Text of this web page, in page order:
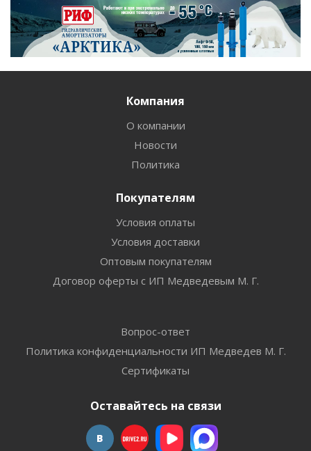
Компания
О компании
Новости
Политика
Покупателям
Условия оплаты
Условия доставки
Оптовым покупателям
Договор оферты с ИП Медведевым М. Г.
Вопрос-ответ
Политика конфиденциальности ИП Медведев М. Г.
Сертификаты
Оставайтесь на связи